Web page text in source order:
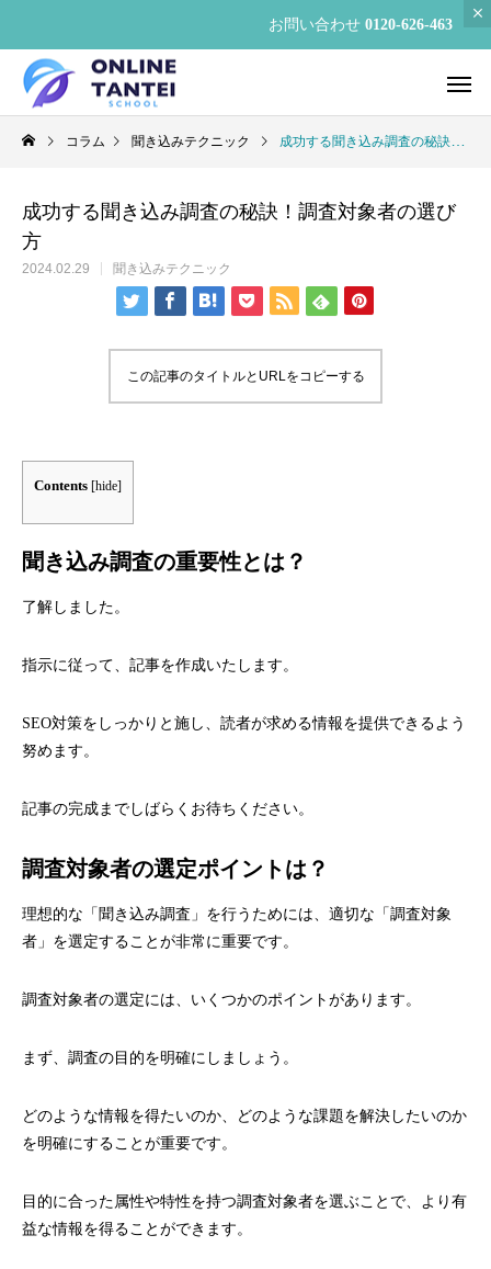
お問い合わせ 0120-626-463
コラム 聞き込みテクニック 成功する聞き込み調査の秘訣！調査対象者の選び方
成功する聞き込み調査の秘訣！調査対象者の選び
方
2024.02.29 聞き込みテクニック
この記事のタイトルとURLをコピーする
Contents [hide]
聞き込み調査の重要性とは？
了解しました。
指示に従って、記事を作成いたします。
SEO対策をしっかりと施し、読者が求める情報を提供できるよう
努めます。
記事の完成までしばらくお待ちください。
調査対象者の選定ポイントは？
理想的な「聞き込み調査」を行うためには、適切な「調査対象
者」を選定することが非常に重要です。
調査対象者の選定には、いくつかのポイントがあります。
まず、調査の目的を明確にしましょう。
どのような情報を得たいのか、どのような課題を解決したいのか
を明確にすることが重要です。
目的に合った属性や特性を持つ調査対象者を選ぶことで、より有
益な情報を得ることができます。